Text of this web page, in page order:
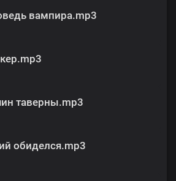
вампира.mp3
таверны.mp3
обиделся.mp3